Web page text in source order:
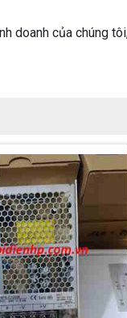
doanh của chúng